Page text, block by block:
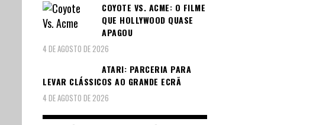
COYOTE VS. ACME: O FILME
QUE HOLLYWOOD QUASE
APAGOU
4 DE AGOSTO DE 2026
ATARI: PARCERIA PARA
LEVAR CLÁSSICOS AO GRANDE ECRÃ
4 DE AGOSTO DE 2026